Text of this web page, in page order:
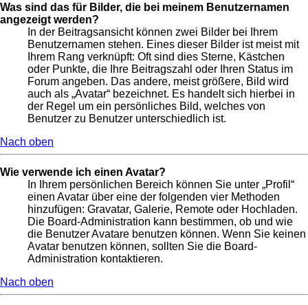
Was sind das für Bilder, die bei meinem Benutzernamen
angezeigt werden?
In der Beitragsansicht können zwei Bilder bei Ihrem
Benutzernamen stehen. Eines dieser Bilder ist meist mit
Ihrem Rang verknüpft: Oft sind dies Sterne, Kästchen
oder Punkte, die Ihre Beitragszahl oder Ihren Status im
Forum angeben. Das andere, meist größere, Bild wird
auch als „Avatar“ bezeichnet. Es handelt sich hierbei in
der Regel um ein persönliches Bild, welches von
Benutzer zu Benutzer unterschiedlich ist.
Nach oben
Wie verwende ich einen Avatar?
In Ihrem persönlichen Bereich können Sie unter „Profil“
einen Avatar über eine der folgenden vier Methoden
hinzufügen: Gravatar, Galerie, Remote oder Hochladen.
Die Board-Administration kann bestimmen, ob und wie
die Benutzer Avatare benutzen können. Wenn Sie keinen
Avatar benutzen können, sollten Sie die Board-
Administration kontaktieren.
Nach oben